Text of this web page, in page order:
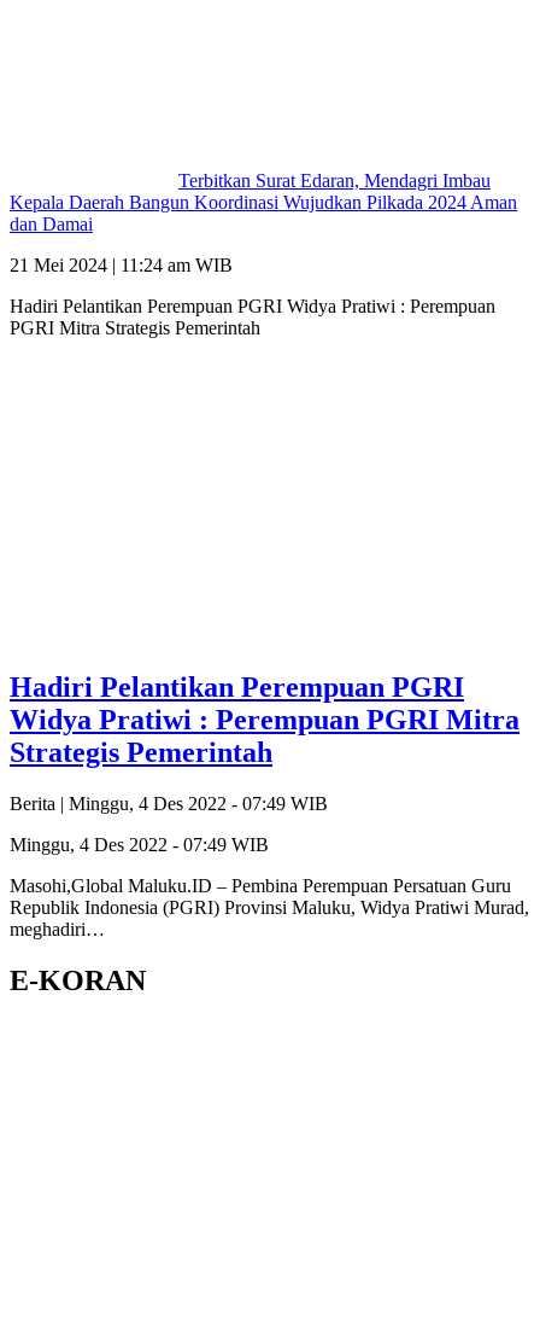
Terbitkan Surat Edaran, Mendagri Imbau
Kepala Daerah Bangun Koordinasi Wujudkan Pilkada 2024 Aman
dan Damai
21 Mei 2024 | 11:24 am WIB
Hadiri Pelantikan Perempuan PGRI Widya Pratiwi : Perempuan
PGRI Mitra Strategis Pemerintah
Hadiri Pelantikan Perempuan PGRI
Widya Pratiwi : Perempuan PGRI Mitra
Strategis Pemerintah
Berita | Minggu, 4 Des 2022 - 07:49 WIB
Minggu, 4 Des 2022 - 07:49 WIB
Masohi,Global Maluku.ID – Pembina Perempuan Persatuan Guru
Republik Indonesia (PGRI) Provinsi Maluku, Widya Pratiwi Murad,
meghadiri…
E-KORAN